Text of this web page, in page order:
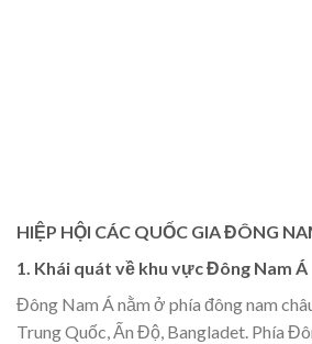
HIỆP HỘI CÁC QUỐC GIA ĐÔNG
1. Khái quát về khu vực Đông Nam Á
Đông Nam Á nằm ở phía đông nam
Trung Quốc, Ấn Độ, Bangladet. Phía